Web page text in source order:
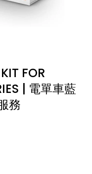
FOR
| 電單車藍
務